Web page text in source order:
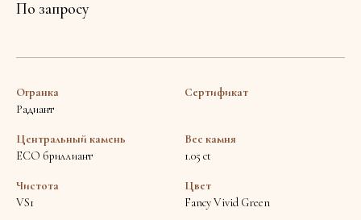
По запросу
Огранка
Радиант
Сертификат
Центральный камень
ECO бриллиант
Вес камня
1.05 ct
Чистота
VS1
Цвет
Fancy Vivid Green